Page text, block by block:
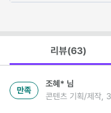
리뷰(63)
만족
조혜* 님
콘텐츠 기획/제작,